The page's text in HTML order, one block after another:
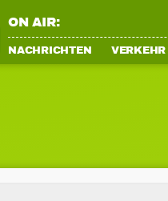
ON AIR:
NACHRICHTEN VERKEHR